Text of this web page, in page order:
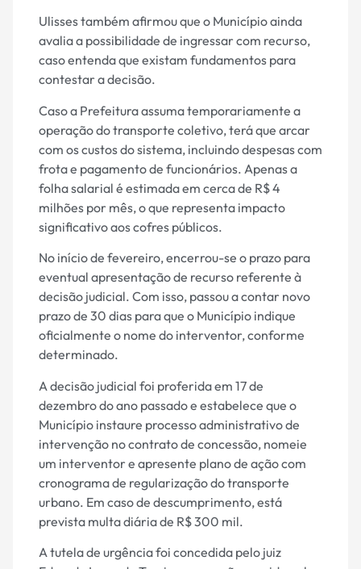
Ulisses também afirmou que o Município ainda
avalia a possibilidade de ingressar com recurso,
caso entenda que existam fundamentos para
contestar a decisão.
Caso a Prefeitura assuma temporariamente a
operação do transporte coletivo, terá que arcar
com os custos do sistema, incluindo despesas com
frota e pagamento de funcionários. Apenas a
folha salarial é estimada em cerca de R$ 4
milhões por mês, o que representa impacto
significativo aos cofres públicos.
No início de fevereiro, encerrou-se o prazo para
eventual apresentação de recurso referente à
decisão judicial. Com isso, passou a contar novo
prazo de 30 dias para que o Município indique
oficialmente o nome do interventor, conforme
determinado.
A decisão judicial foi proferida em 17 de
dezembro do ano passado e estabelece que o
Município instaure processo administrativo de
intervenção no contrato de concessão, nomeie
um interventor e apresente plano de ação com
cronograma de regularização do transporte
urbano. Em caso de descumprimento, está
prevista multa diária de R$ 300 mil.
A tutela de urgência foi concedida pelo juiz